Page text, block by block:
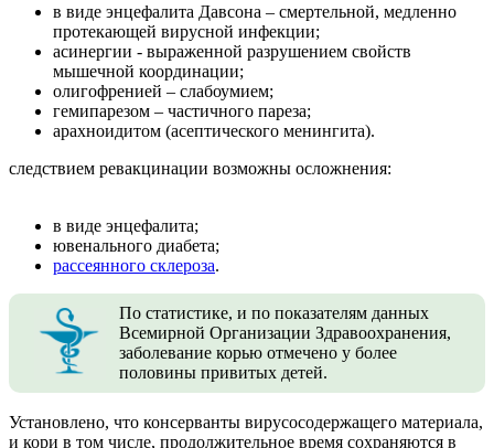
в виде энцефалита Давсона – смертельной, медленно
протекающей вирусной инфекции;
асинергии - выраженной разрушением свойств
мышечной координации;
олигофренией – слабоумием;
гемипарезом – частичного пареза;
арахноидитом (асептического менингита).
следствием ревакцинации возможны осложнения:
в виде энцефалита;
ювенального диабета;
рассеянного склероза.
По статистике, и по показателям данных
Всемирной Организации Здравоохранения,
заболевание корью отмечено у более
половины привитых детей.
Установлено, что консерванты вирусосодержащего материала,
и кори в том числе, продолжительное время сохраняются в